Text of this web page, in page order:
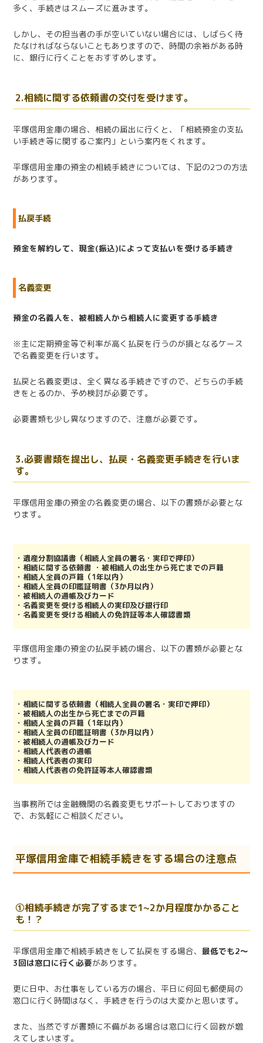
多く、手続きはスムーズに進みます。
しかし、その担当者の手が空いていない場合には、しばらく待
たなければならないこともありますので、時間の余裕がある時
に、銀行に行くことをおすすめします。
2.相続に関する依頼書の交付を受けます。
平塚信用金庫の場合、相続の届出に行くと、「相続預金の支払
い手続き等に関するご案内」という案内をくれます。
平塚信用金庫の預金の相続手続きについては、下記の2つの方法
があります。
払戻手続
預金を解約して、現金(振込)によって支払いを受ける手続き
名義変更
預金の名義人を、被相続人から相続人に変更する手続き
※主に定期預金等で利率が高く払戻を行うのが損となるケース
で名義変更を行います。
払戻と名義変更は、全く異なる手続きですので、どちらの手続
きをとるのか、予め検討が必要です。
必要書類も少し異なりますので、注意が必要です。
3.必要書類を提出し、払戻・名義変更手続きを行いま
す。
平塚信用金庫の預金の名義変更の場合、以下の書類が必要とな
ります。
・遺産分割協議書（相続人全員の署名・実印で押印）
・相続に関する依頼書 ・被相続人の出生から死亡までの戸籍
・相続人全員の戸籍（1年以内）
・相続人全員の印鑑証明書（3か月以内）
・被相続人の通帳及びカード
・名義変更を受ける相続人の実印及び銀行印
・名義変更を受ける相続人の免許証等本人確認書類
平塚信用金庫の預金の払戻手続の場合、以下の書類が必要とな
ります。
・相続に関する依頼書（相続人全員の署名・実印で押印）
・被相続人の出生から死亡までの戸籍
・相続人全員の戸籍（1年以内）
・相続人全員の印鑑証明書（3か月以内）
・被相続人の通帳及びカード
・相続人代表者の通帳
・相続人代表者の実印
・相続人代表者の免許証等本人確認書類
当事務所では金融機関の名義変更もサポートしておりますの
で、お気軽にご相談ください。
平塚信用金庫で相続手続きをする場合の注意点
①相続手続きが完了するまで1~2か月程度かかること
も！？
平塚信用金庫で相続手続きをして払戻をする場合、最低でも2〜
3回は窓口に行く必要があります。
更に日中、お仕事をしている方の場合、平日に何回も郵便局の
窓口に行く時間はなく、手続きを行うのは大変かと思います。
また、当然ですが書類に不備がある場合は窓口に行く回数が増
えてしまいます。